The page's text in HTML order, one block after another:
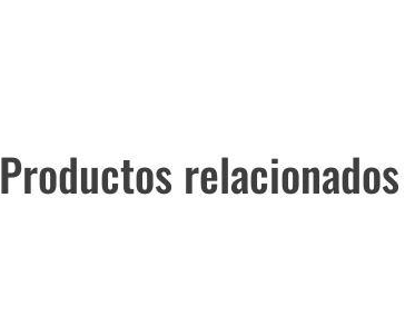
Productos relacionados